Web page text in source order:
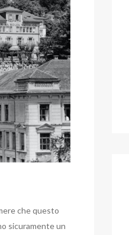
che questo
sicuramente un